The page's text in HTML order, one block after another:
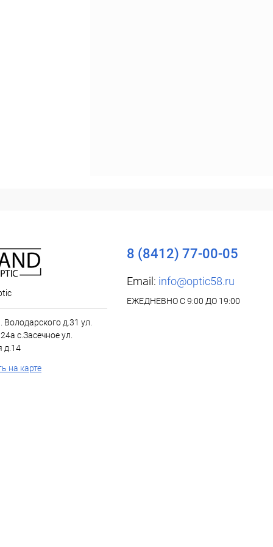
Володарского д.31 ул.
с.Засечное ул.
д.14
на карте
8 (8412) 77-00-05
Email: info@optic58.ru
ЕЖЕДНЕВНО С 9:00 ДО 19:00